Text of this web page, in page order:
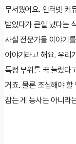
무서웠어요. 인터넷 커
받았다가 큰일 났다는
사실 전문가들 이야기
이야기라고 해요. 우리
특정 부위를 꾹 눌렀다
거죠. 물론 조심해야
참는 게 능사는 아니라